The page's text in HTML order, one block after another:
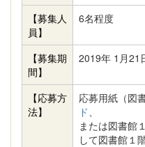
【募集人
員】
6名程度
【募集期
間】
2019年 1月21
【応募方
法】
応募用紙（図
ド、
または図書館
して図書館１